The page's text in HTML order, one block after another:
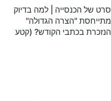
סרט של הכנסייה | למה בדיוק
מתייחסת "הצרה הגדולה"
הנזכרת בכתבי הקודש? (קטע